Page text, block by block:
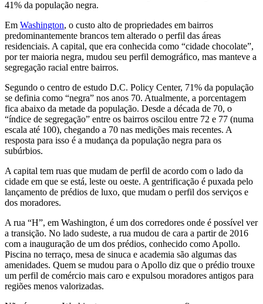
41% da população negra.
Em Washington, o custo alto de propriedades em bairros
predominantemente brancos tem alterado o perfil das áreas
residenciais. A capital, que era conhecida como “cidade chocolate”,
por ter maioria negra, mudou seu perfil demográfico, mas manteve a
segregação racial entre bairros.
Segundo o centro de estudo D.C. Policy Center, 71% da população
se definia como “negra” nos anos 70. Atualmente, a porcentagem
fica abaixo da metade da população. Desde a década de 70, o
“índice de segregação” entre os bairros oscilou entre 72 e 77 (numa
escala até 100), chegando a 70 nas medições mais recentes. A
resposta para isso é a mudança da população negra para os
subúrbios.
A capital tem ruas que mudam de perfil de acordo com o lado da
cidade em que se está, leste ou oeste. A gentrificação é puxada pelo
lançamento de prédios de luxo, que mudam o perfil dos serviços e
dos moradores.
A rua “H”, em Washington, é um dos corredores onde é possível ver
a transição. No lado sudeste, a rua mudou de cara a partir de 2016
com a inauguração de um dos prédios, conhecido como Apollo.
Piscina no terraço, mesa de sinuca e academia são algumas das
amenidades. Quem se mudou para o Apollo diz que o prédio trouxe
um perfil de comércio mais caro e expulsou moradores antigos para
regiões menos valorizadas.